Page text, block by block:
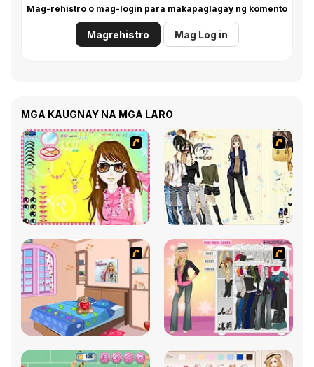
Mag-rehistro o mag-login para makapaglagay ng komento
Magrehistro Mag Log in
MGA KAUGNAY NA MGA LARO